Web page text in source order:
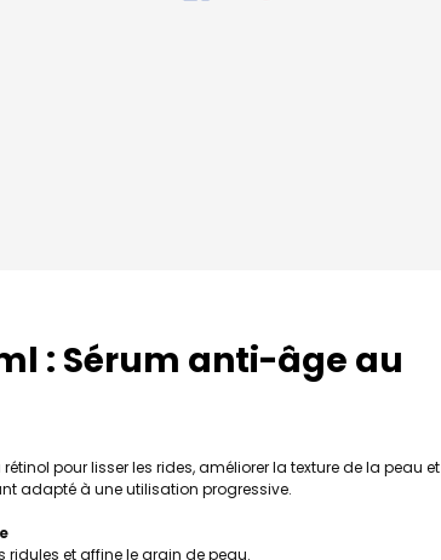
: Sérum anti-âge au
pour lisser les rides, améliorer la texture de la peau et
adapté à une utilisation progressive.
ridules et affine le grain de peau.